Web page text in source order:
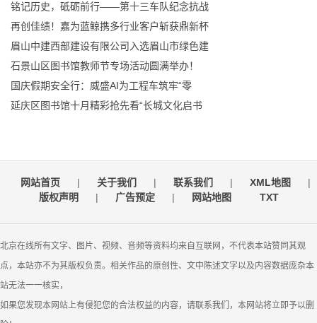
铭记历史，砥砺前行——第十三车队纪念抗战
再创佳绩！嘉为蓝鲸携多行业客户斩获鼎新杯
眉山中建西部建设有限公司入选眉山市绿色建
石景山区图书馆教师节专场活动圆满举办！
国庆假期安全行：威盛AI为工程车筑牢“零
延庆区图书馆十月精彩抢先看“长城文化启书
网站首页 | 关于我们 | 联系我们 | XML地图
|
版权声明
| 广告预定 | 网站地图 TXT
北京在线所有文字、图片、视频、音频等资料均来自互联网，不代表本站赞同其观
点，本站亦不为其版权负责。相关作品的原创性、文中陈述文字以及内容数据庞杂本
站无法一一核实，
如果您发现本网站上有侵犯您的合法权益的内容，请联系我们，本网站将立即予以删